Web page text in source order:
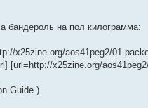
бандероль на пол килограмма:
x25zine.org/aos41peg2/01-
[url=http://x25zine.org/
Guide )